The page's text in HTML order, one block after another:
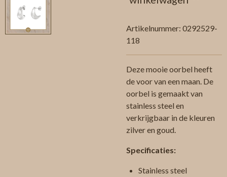
Artikelnummer: 0292529-
118
Deze mooie oorbel heeft
de voor van een maan. De
oorbel is gemaakt van
stainless steel en
verkrijgbaar in de kleuren
zilver en goud.
Specificaties:
Stainless steel